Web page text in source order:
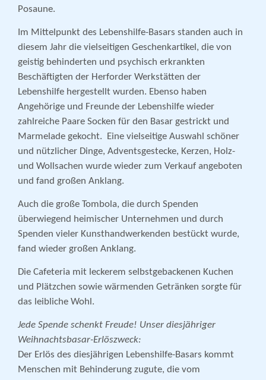
Posaune.
Im Mittelpunkt des Lebenshilfe-Basars standen auch in
diesem Jahr die vielseitigen Geschenkartikel, die von
geistig behinderten und psychisch erkrankten
Beschäftigten der Herforder Werkstätten der
Lebenshilfe hergestellt wurden. Ebenso haben
Angehörige und Freunde der Lebenshilfe wieder
zahlreiche Paare Socken für den Basar gestrickt und
Marmelade gekocht. Eine vielseitige Auswahl schöner
und nützlicher Dinge, Advents­gestecke, Kerzen, Holz-
und Wollsachen wurde wieder zum Verkauf angeboten
und fand großen Anklang.
Auch die große Tombola, die durch Spenden
überwiegend heimischer Unternehmen und durch
Spenden vieler Kunsthandwerkenden bestückt wurde,
fand wieder großen Anklang.
Die Cafeteria mit leckerem selbstgebackenen Kuchen
und Plätzchen sowie wärmenden Getränken sorgte für
das leibliche Wohl.
Jede Spende schenkt Freude! Unser diesjähriger
Weihnachtsbasar-Erlöszweck:
Der Erlös des diesjährigen Lebenshilfe-Basars kommt
Menschen mit Behinderung zugute, die vom